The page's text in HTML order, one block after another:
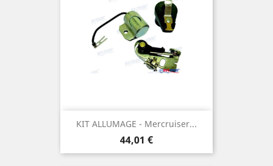
KIT ALLUMAGE - Mercruiser...
Prix
44,01 €